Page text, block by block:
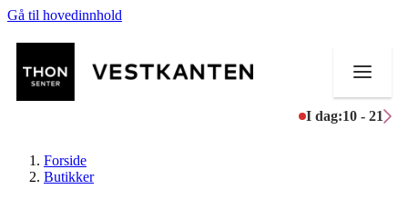
Gå til hovedinnhold
I dag:10 - 21
Forside
Butikker